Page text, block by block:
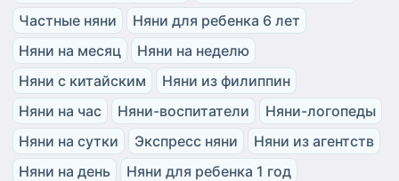
Частные няни
Няни для ребенка 6 лет
Няни на месяц
Няни на неделю
Няни с китайским
Няни из филиппин
Няни на час
Няни-воспитатели
Няни-логопеды
Няни на сутки
Экспресс няни
Няни из агентств
Няни на день
Няни для ребенка 1 год